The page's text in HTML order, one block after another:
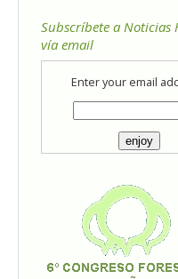
Subscríbete a Noticias
vía email
Enter your email